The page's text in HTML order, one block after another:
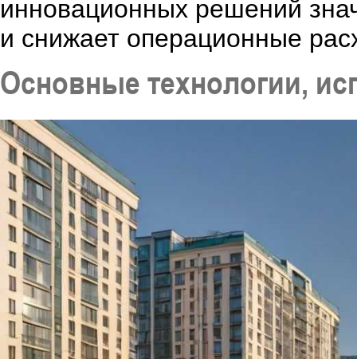
инновационных решений
и снижает операционные
Основные технологии,